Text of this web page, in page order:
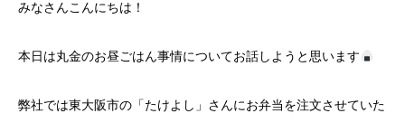
みなさんこんにちは！
本日は丸金のお昼ごはん事情についてお話しようと思います
弊社では東大阪市の「たけよし」さんにお弁当を注文させていた